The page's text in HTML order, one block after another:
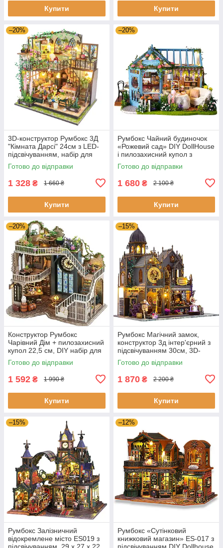
Купити Купити
–20%
3D-конструктор Румбокс 3Д
"Кімната Дарсі" 24см з LED-
підсвічуванням, набір для
складання мініатюрного
будиночка
Готово до відправки
1 328 ₴ 1 660 ₴
Купити
–20%
Румбокс Чайний будиночок
«Рожевий сад» DIY DollHouse
і пилозахисний купол з
підсвічуванням 29 x 20 x 18
см
Готово до відправки
1 680 ₴ 2 100 ₴
Купити
–20%
Конструктор Румбокс
Чарівний Дім + пилозахисний
купол 22,5 см, DIY набір для
збирання Room box Чарівний
дім Гаррі Поттера
Готово до відправки
1 592 ₴ 1 990 ₴
Купити
–15%
Румбокс Магічний замок,
конструктор 3д інтер'єрний з
підсвічуванням 30см, 3D-
конструктор мініатюрний
будиночок з меблями
Готово до відправки
1 870 ₴ 2 200 ₴
Купити
–15%
Румбокс Залізничний
відокремлене місто ES019 з
підсвічуванням, 29 х 27 х 22
–12%
Румбокс «Сутінковий
книжковий магазин» ES-017 з
підсвічуванням DIY Dollhouse